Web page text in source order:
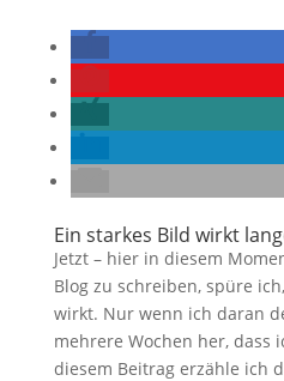
Ein starkes Bild wirkt
Jetzt – hier in diesem
Blog zu schreiben, spüre
wirkt. Nur wenn ich daran
mehrere Wochen her, dass
diesem Beitrag erzähle ich